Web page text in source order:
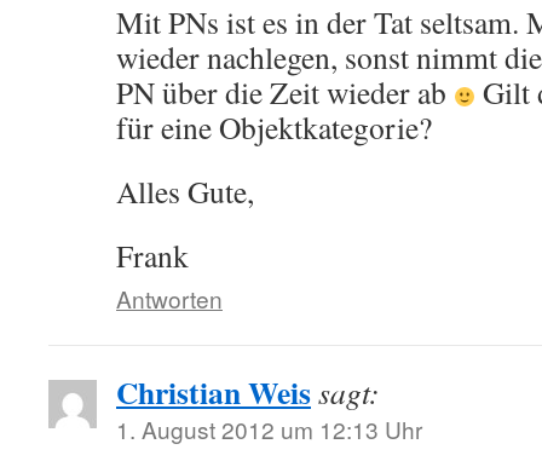
Mit PNs ist es in der Tat seltsam.
wieder nachlegen, sonst nimmt
PN über die Zeit wieder ab
Gilt
für eine Objektkategorie?
Alles Gute,
Frank
Antworten
Christian Weissagt:
1. August 2012 um 12:13 Uhr